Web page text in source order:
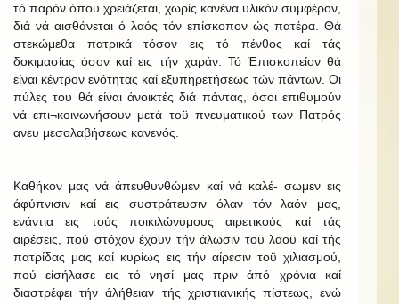
τό παρόν όπου χρειάζεται, χωρίς κανένα υλικόν συμφέρον,
διά νά αισθάνεται ό λαός τόν επίσκοπον ώς πατέρα. Θά
στεκώμεθα πατρικά τόσον εις τό πένθος καί τάς
δοκιμασίας όσον καί εις τήν χαράν. Τό Έπισκοπείον θά
είναι κέντρον ενότητας καί εξυπηρετήσεως τών πάντων. Οι
πύλες του θά είναι άνοικτές διά πάντας, όσοι επιθυμούν
νά επι¬κοινωνήσουν μετά τοϋ πνευματικού των Πατρός
ανευ μεσολαβήσεως κανενός.
Καθήκον μας νά άπευθυνθώμεν καί νά καλέ- σωμεν εις
άφύπνισιν καί εις συστράτευσιν όλαν τόν λαόν μας,
ενάντια εις τούς ποικιλώνυμους αιρετικούς καί τάς
αιρέσεις, πού στόχον έχουν τήν άλωσιν τοϋ λαοϋ καί τής
πατρίδας μας καί κυρίως εις τήν αίρεσιν τοϋ χιλιασμού,
πού είσήλασε εις τό νησί μας πριν άπό χρόνια καί
διαστρέφει τήν άλήθειαν τής χριστιανικής πίστεως, ενώ